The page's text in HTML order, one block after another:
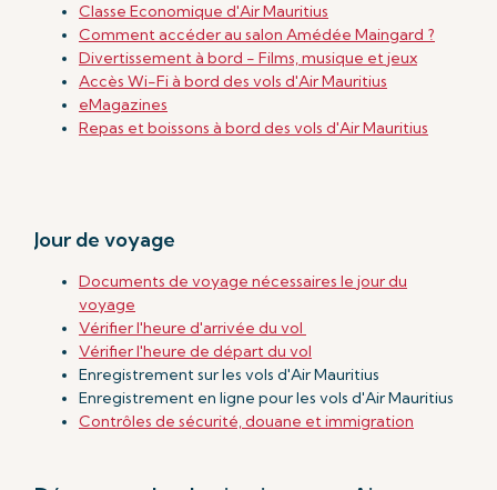
Classe Economique d'Air Mauritius
Comment accéder au salon Amédée Maingard ?
Divertissement à bord - Films, musique et jeux
Accès Wi-Fi à bord des vols d'Air Mauritius
eMagazines
Repas et boissons à bord des vols d'Air Mauritius
Jour de voyage
Documents de voyage nécessaires le jour du
voyage
Vérifier l'heure d'arrivée du vol
Vérifier l'heure de départ du vol
Enregistrement sur les vols d'Air Mauritius
Enregistrement en ligne pour les vols d'Air Mauritius
Contrôles de sécurité, douane et immigration